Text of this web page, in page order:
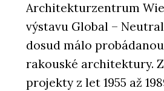
Architekturzentrum
výstavu Global –
dosud málo
rakouské architektury.
projekty z let 1955 až